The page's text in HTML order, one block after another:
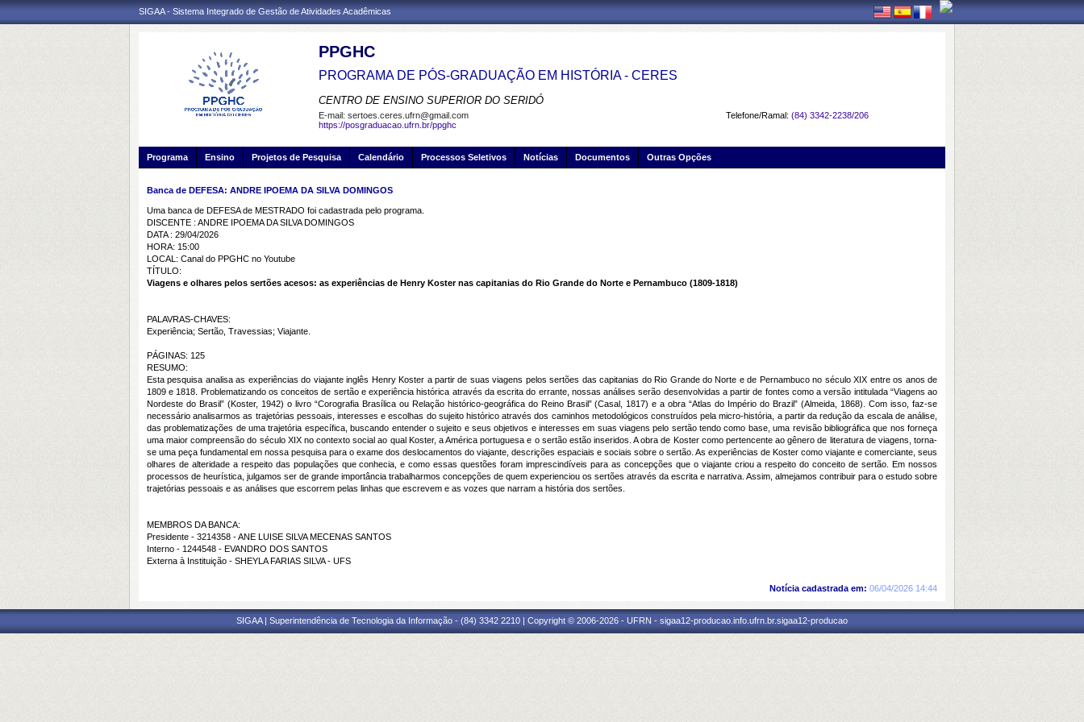
SIGAA - Sistema Integrado de Gestão de Atividades Acadêmicas
PPGHC
PROGRAMA DE PÓS-GRADUAÇÃO EM HISTÓRIA - CERES
CENTRO DE ENSINO SUPERIOR DO SERIDÓ
Telefone/Ramal: (84) 3342-2238/206
E-mail: sertoes.ceres.ufrn@gmail.com
https://posgraduacao.ufrn.br/ppghc
Programa Ensino Projetos de Pesquisa Calendário Processos Seletivos Notícias Documentos Outras Opções
Banca de DEFESA: ANDRE IPOEMA DA SILVA DOMINGOS
Uma banca de DEFESA de MESTRADO foi cadastrada pelo programa.
DISCENTE : ANDRE IPOEMA DA SILVA DOMINGOS
DATA : 29/04/2026
HORA: 15:00
LOCAL: Canal do PPGHC no Youtube
TÍTULO:
Viagens e olhares pelos sertões acesos: as experiências de Henry Koster nas capitanias do Rio Grande do Norte e Pernambuco (1809-1818)
PALAVRAS-CHAVES:
Experiência; Sertão, Travessias; Viajante.
PÁGINAS: 125
RESUMO:
Esta pesquisa analisa as experiências do viajante inglês Henry Koster a partir de suas viagens pelos sertões das capitanias do Rio Grande do Norte e de Pernambuco no século XIX entre os anos de
1809 e 1818. Problematizando os conceitos de sertão e experiência histórica através da escrita do errante, nossas análises serão desenvolvidas a partir de fontes como a versão intitulada “Viagens ao
Nordeste do Brasil” (Koster, 1942) o livro “Corografia Brasílica ou Relação histórico-geográfica do Reino Brasil” (Casal, 1817) e a obra “Atlas do Império do Brazil” (Almeida, 1868). Com isso, faz-se
necessário analisarmos as trajetórias pessoais, interesses e escolhas do sujeito histórico através dos caminhos metodológicos construídos pela micro-história, a partir da redução da escala de análise,
das problematizações de uma trajetória específica, buscando entender o sujeito e seus objetivos e interesses em suas viagens pelo sertão tendo como base, uma revisão bibliográfica que nos forneça
uma maior compreensão do século XIX no contexto social ao qual Koster, a América portuguesa e o sertão estão inseridos. A obra de Koster como pertencente ao gênero de literatura de viagens, torna-
se uma peça fundamental em nossa pesquisa para o exame dos deslocamentos do viajante, descrições espaciais e sociais sobre o sertão. As experiências de Koster como viajante e comerciante, seus
olhares de alteridade a respeito das populações que conhecia, e como essas questões foram imprescindíveis para as concepções que o viajante criou a respeito do conceito de sertão. Em nossos
processos de heurística, julgamos ser de grande importância trabalharmos concepções de quem experienciou os sertões através da escrita e narrativa. Assim, almejamos contribuir para o estudo sobre
trajetórias pessoais e as análises que escorrem pelas linhas que escrevem e as vozes que narram a história dos sertões.
MEMBROS DA BANCA:
Presidente - 3214358 - ANE LUISE SILVA MECENAS SANTOS
Interno - 1244548 - EVANDRO DOS SANTOS
Externa à Instituição - SHEYLA FARIAS SILVA - UFS
Notícia cadastrada em: 06/04/2026 14:44
SIGAA | Superintendência de Tecnologia da Informação - (84) 3342 2210 | Copyright © 2006-2026 - UFRN - sigaa12-producao.info.ufrn.br.sigaa12-producao